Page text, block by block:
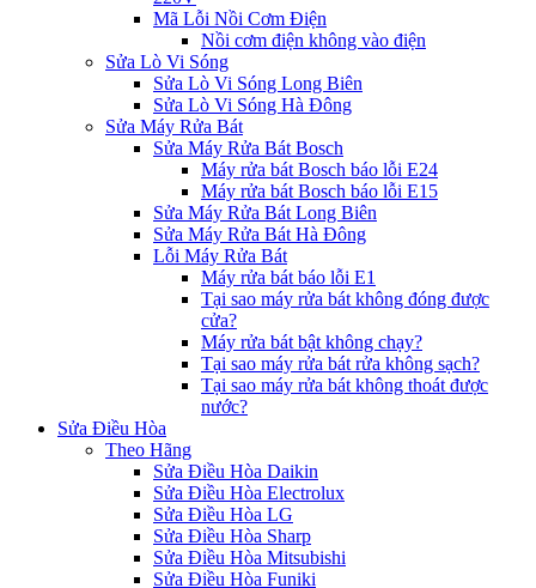
Mã Lỗi Nồi Cơm Điện
Nồi cơm điện không vào điện
Sửa Lò Vi Sóng
Sửa Lò Vi Sóng Long Biên
Sửa Lò Vi Sóng Hà Đông
Sửa Máy Rửa Bát
Sửa Máy Rửa Bát Bosch
Máy rửa bát Bosch báo lỗi E24
Máy rửa bát Bosch báo lỗi E15
Sửa Máy Rửa Bát Long Biên
Sửa Máy Rửa Bát Hà Đông
Lỗi Máy Rửa Bát
Máy rửa bát báo lỗi E1
Tại sao máy rửa bát không đóng được
cửa?
Máy rửa bát bật không chạy?
Tại sao máy rửa bát rửa không sạch?
Tại sao máy rửa bát không thoát được
nước?
Sửa Điều Hòa
Theo Hãng
Sửa Điều Hòa Daikin
Sửa Điều Hòa Electrolux
Sửa Điều Hòa LG
Sửa Điều Hòa Sharp
Sửa Điều Hòa Mitsubishi
Sửa Điều Hòa Funiki